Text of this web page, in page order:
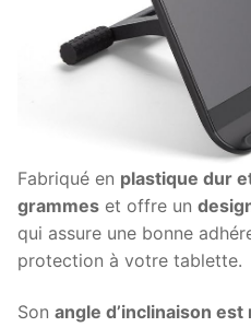
Fabriqué en plastique dur
grammes et offre un
qui assure une bonne
protection à votre tablette.
Son angle d’inclinaison